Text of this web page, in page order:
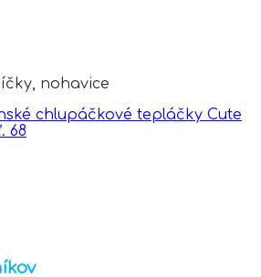
nohavice
chlupáčkové tepláčky Cute
68